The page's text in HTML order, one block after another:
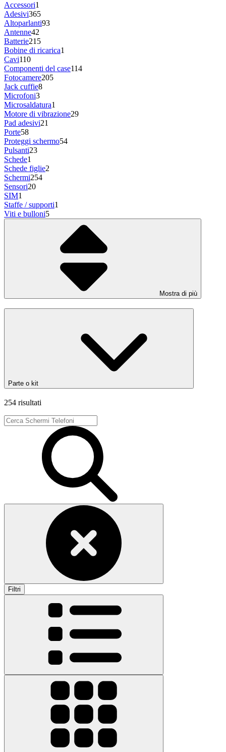
Accessori1
Adesivi365
Altoparlanti93
Antenne42
Batterie215
Bobine di ricarica1
Cavi110
Componenti del case114
Fotocamere205
Jack cuffie8
Microfoni3
Microsaldatura1
Motore di vibrazione29
Pad adesivi21
Porte58
Proteggi schermo54
Pulsanti23
Schede1
Schede figlie2
Schermi254
Sensori20
SIM1
Staffe / supporti1
Viti e bulloni5
Mostra di più
Parte o kit
254 risultati
Filtri